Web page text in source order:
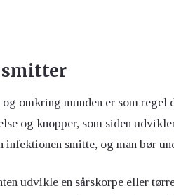
smitter
omkring munden er som regel
og knopper, som siden
infektionen smitte, og man bør
udvikle en sårskorpe eller